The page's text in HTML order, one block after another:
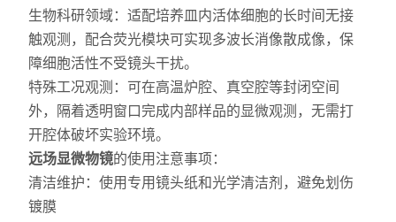
生物科研领域：适配培养皿内活体细胞的长时间无接
触观测，配合荧光模块可实现多波长消像散成像，保
障细胞活性不受镜头干扰。
特殊工况观测：可在高温炉腔、真空腔等封闭空间
外，隔着透明窗口完成内部样品的显微观测，无需打
开腔体破坏实验环境。
远场显微物镜的使用注意事项：
清洁维护：使用专用镜头纸和光学清洁剂，避免划伤
镀膜